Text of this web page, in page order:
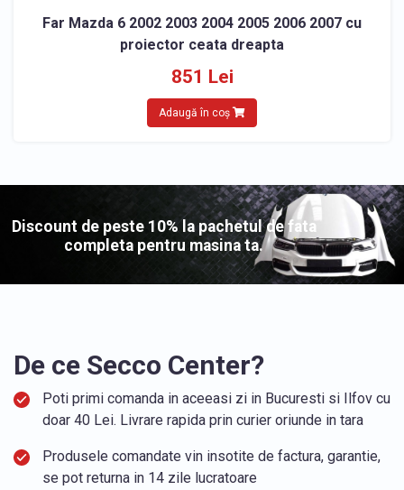
Far Mazda 6 2002 2003 2004 2005 2006 2007 cu
proiector ceata dreapta
851 Lei
Adaugă în coș
Discount de peste 10% la pachetul de fata
completa pentru masina ta.
De ce Secco Center?
Poti primi comanda in aceeasi zi in Bucuresti si Ilfov cu
doar 40 Lei. Livrare rapida prin curier oriunde in tara
Produsele comandate vin insotite de factura, garantie,
se pot returna in 14 zile lucratoare